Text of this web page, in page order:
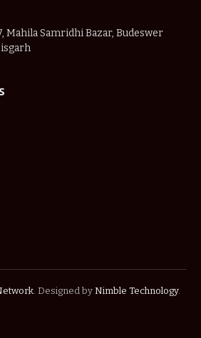
Mahila Samridhi Bazar, Budeswer
. Designed by Nimble Technology.